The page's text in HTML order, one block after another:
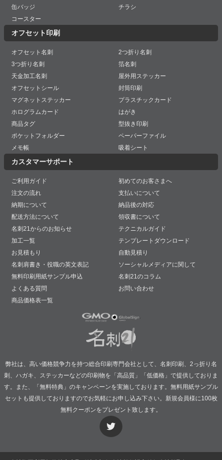
缶バッジ
チラシ
コースター
オフセット印刷
オフセット名刺
2つ折り名刺
3つ折り名刺
箔名刺
天金加工名刺
屋外用ステッカー
オフセットシール
封筒印刷
マグネットステッカー
プラスチックカード
ホログラムカード
はがき
商品タグ
型抜き印刷
ポケットフォルダー
ペーパーファイル
メモ帳
吸着シート
カスタマーサポート
ご利用ガイド
初めてのお客さまへ
注文の流れ
支払いについて
納期について
納品後の対応
配送方法について
領収書について
名刺21からのお知らせ
テクニカルガイド
加工一覧
テンプレートダウンロード
お見積もり
自動見積り
名刺肩書き・役職の英文表記
ソーシャルメディアに関して
無料印刷用紙サンプル申込
名刺21のコラム
よくある質問
お問い合わせ
商品価格表一覧
弊社は、高い価格競争力を持つ総合印刷専門会社として、名刺印刷、2っ折り名
刺、ハガキ、ステッカーなどの印刷物を「高品質」「低価格」で提供しておりま
す。また、「無料特典」のキャンペーンを実施しております。無料用紙サンプル
セットも提供しておりますのでお気軽にお申し込み下さい。新規会員様に100枚
無料クーポンをプレゼント致します。